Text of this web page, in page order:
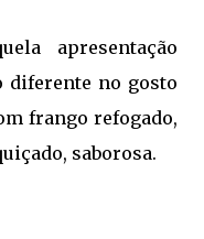
apresentação
diferente no gosto
frango refogado,
saborosa.